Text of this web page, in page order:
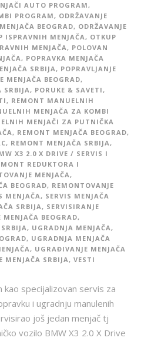
AUTO PROGRAM,
PROGRAM, ODRŽAVANJE
BEOGRAD, ODRŽAVANJE
ISPRAVNIH MENJAČA, OTKUP
MENJAČA, POLOVAN
, POPRAVKA MENJAČA
SRBIJA, POPRAVLJANJE
MENJAČA BEOGRAD,
SRBIJA, PORUKE & SAVETI,
, REMONT MANUELNIH
MENJAČA ZA KOMBI
MENJAČI ZA PUTNIČKA
, REMONT MENJAČA BEOGRAD,
, REMONT MENJAČA SRBIJA,
X3 2.0 X DRIVE / SERVIS I
REDUKTORA I
MENJAČA,
BEOGRAD, REMONTOVANJE
MENJAČA, SERVIS MENJAČA
SRBIJA, SERVISIRANJE
MENJAČA BEOGRAD,
, UGRADNJA MENJAČA,
, UGRADNJA MENJAČA
, UGRAĐIVANJE MENJAČA
MENJAČA SRBIJA, VESTI
kao specijalizovan servis za
i ugradnju manulenih
još jedan menjač tj
vozilo BMW X3 2.0 X Drive